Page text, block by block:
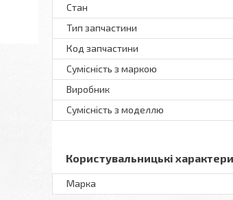
Стан
Тип запчастини
Код запчастини
Сумісність з маркою
Виробник
Сумісність з моделлю
Користувальницькі
Марка